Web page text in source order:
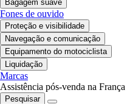
Bagagem suave
Fones de ouvido
Proteção e visibilidade
Navegação e comunicação
Equipamento do motociclista
Liquidação
Marcas
Assistência pós-venda na França
Pesquisar